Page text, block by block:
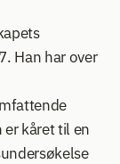
Han har over
er kåret til en